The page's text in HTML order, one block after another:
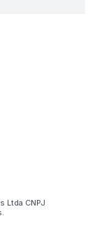
Ltda CNPJ